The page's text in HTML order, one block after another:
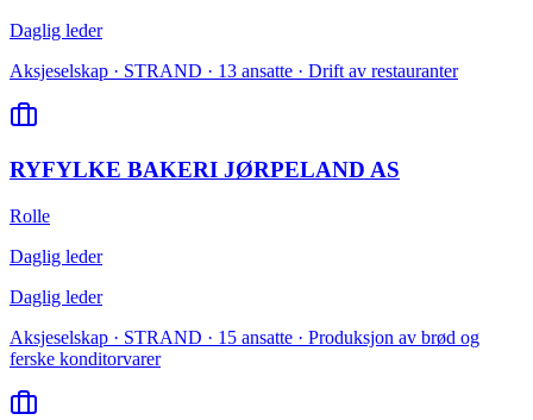
Daglig leder
Aksjeselskap · STRAND · 13 ansatte · Drift av restauranter
RYFYLKE BAKERI JØRPELAND AS
Rolle
Daglig leder
Daglig leder
Aksjeselskap · STRAND · 15 ansatte · Produksjon av brød og
ferske konditorvarer